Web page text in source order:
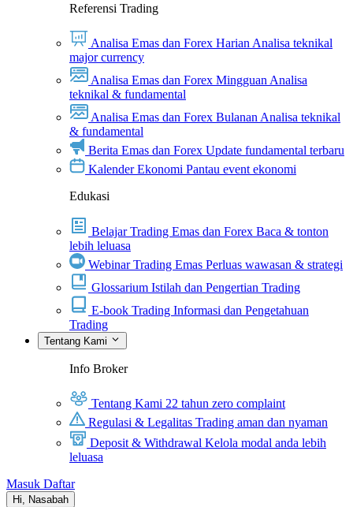
Referensi Trading
Analisa Emas dan Forex Harian Analisa teknikal
major currency
Analisa Emas dan Forex Mingguan Analisa
teknikal & fundamental
Analisa Emas dan Forex Bulanan Analisa teknikal
& fundamental
Berita Emas dan Forex Update fundamental terbaru
Kalender Ekonomi Pantau event ekonomi
Edukasi
Belajar Trading Emas dan Forex Baca & tonton
lebih leluasa
Webinar Trading Emas Perluas wawasan & strategi
Glossarium Istilah dan Pengertian Trading
E-book Trading Informasi dan Pengetahuan
Trading
Tentang Kami
Info Broker
Tentang Kami 22 tahun zero complaint
Regulasi & Legalitas Trading aman dan nyaman
Deposit & Withdrawal Kelola modal anda lebih
leluasa
Masuk Daftar
Hi, Nasabah